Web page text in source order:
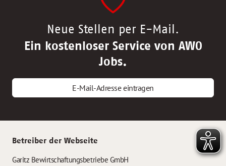
Neue Stellen per E-Mail.
Ein kostenloser Service von AWO
Jobs.
E-Mail-Adresse eintragen
Betreiber der Webseite
Garitz Bewirtschaftungsbetriebe GmbH